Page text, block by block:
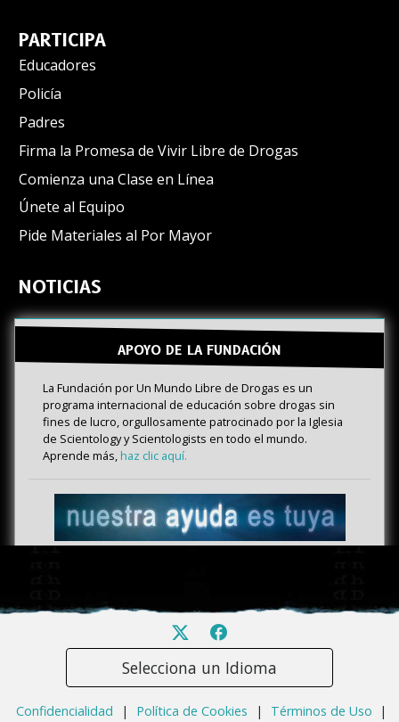
PARTICIPA
Educadores
Policía
Padres
Firma la Promesa de Vivir Libre de Drogas
Comienza una Clase en Línea
Únete al Equipo
Pide Materiales al Por Mayor
NOTICIAS
APOYO DE LA FUNDACIÓN
La Fundación por Un Mundo Libre de Drogas es un
programa internacional de educación sobre drogas sin
fines de lucro, orgullosamente patrocinado por la Iglesia
de Scientology y Scientologists en todo el mundo.
Aprende más,haz clic aquí.
Selecciona un Idioma
Confidencialidad | Política de Cookies | Términos de Uso
|